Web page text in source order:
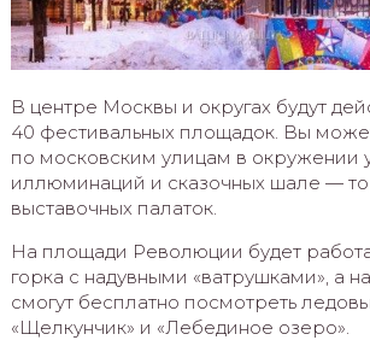
В центре Москвы и округах будут
40 фестивальных площадок. Вы
по московским улицам в окружении
иллюминаций и сказочных шале —
выставочных палаток.
На площади Революции будет
горка с надувными «ватрушками», а
смогут бесплатно посмотреть
«Щелкунчик» и «Лебединое озеро».